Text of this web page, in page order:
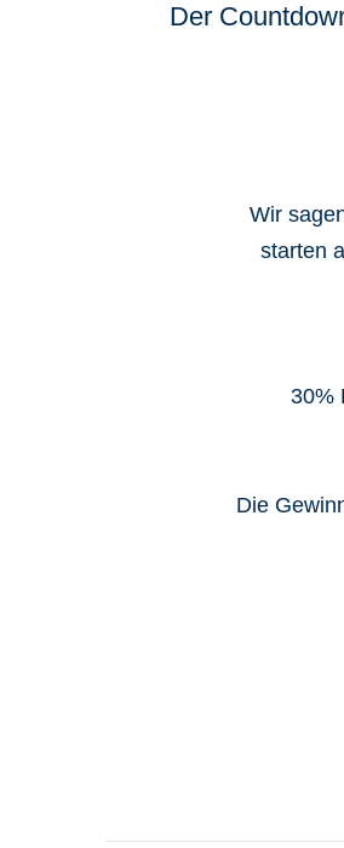
Der
Wir
starten
30%
Die